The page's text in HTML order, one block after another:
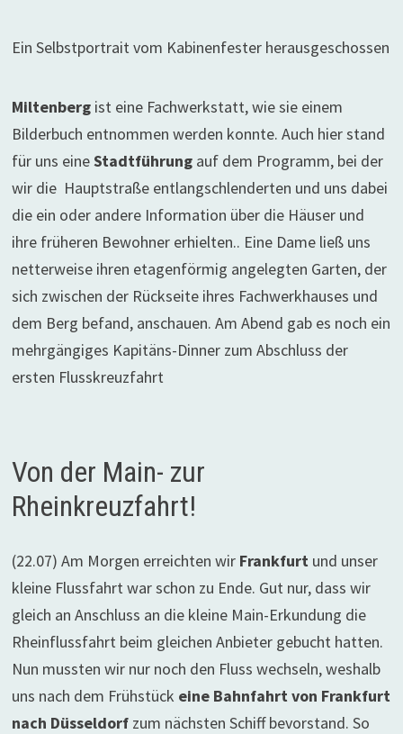
Ein Selbstportrait vom Kabinenfester herausgeschossen
Miltenbergist eine Fachwerkstatt, wie sie einem
Bilderbuch entnommen werden konnte. Auch hier stand
für uns eineStadtführungauf dem Programm, bei der
wir die Hauptstraße entlangschlenderten und uns dabei
die ein oder andere Information über die Häuser und
ihre früheren Bewohner erhielten.. Eine Dame ließ uns
netterweise ihren etagenförmig angelegten Garten, der
sich zwischen der Rückseite ihres Fachwerkhauses und
dem Berg befand, anschauen. Am Abend gab es noch ein
mehrgängiges Kapitäns-Dinner zum Abschluss der
ersten Flusskreuzfahrt
Von der Main- zur
Rheinkreuzfahrt!
(22.07) Am Morgen erreichten wir Frankfurtund unser
kleine Flussfahrt war schon zu Ende. Gut nur, dass wir
gleich an Anschluss an die kleine Main-Erkundung die
Rheinflussfahrt beim gleichen Anbieter gebucht hatten.
Nun mussten wir nur noch den Fluss wechseln, weshalb
uns nach dem Frühstück eine Bahnfahrt von Frankfurt
nach Düsseldorfzum nächsten Schiff bevorstand. So